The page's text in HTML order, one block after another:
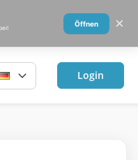
Login
Öffnen ×